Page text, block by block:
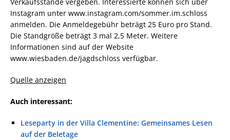
Instagram unter www.instagram.com/sommer.im.schloss
anmelden. Die Anmeldegebühr beträgt 25 Euro pro Stand.
Die Standgröße beträgt 3 mal 2,5 Meter. Weitere
Informationen sind auf der Website
www.wiesbaden.de/jagdschloss verfügbar.
Quelle anzeigen
Auch interessant:
Leseparty in der Villa Clementine: Gemeinsames Lesen
auf der Beletage